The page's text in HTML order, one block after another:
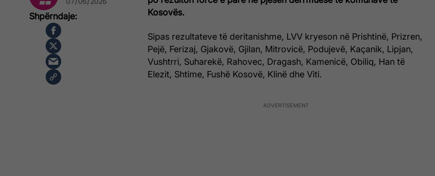
Kosovës.
Sipas rezultateve të deritanishme, LVV kryeson në Prishtinë, Prizren,
Pejë, Ferizaj, Gjakovë, Gjilan, Mitrovicë, Podujevë, Kaçanik, Lipjan,
Vushtrri, Suharekë, Rahovec, Dragash, Kamenicë, Obiliq, Han të
Elezit, Shtime, Fushë Kosovë, Klinë dhe Viti.